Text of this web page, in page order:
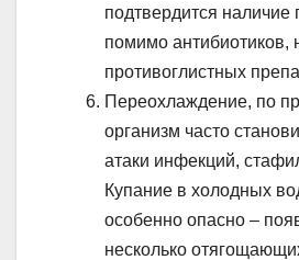
подтвердится наличие
помимо антибиотиков,
противоглистных
Переохлаждение, по
организм часто
атаки инфекций,
Купание в холодных
особенно опасно –
несколько